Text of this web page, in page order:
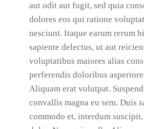
aut odit aut fugit, sed quia
dolores eos qui ratione
nesciunt. Itaque earum rerum
sapiente delectus, ut aut
voluptatibus maiores alias
perferendis doloribus
Aliquam erat volutpat.
convallis magna eu sem. Duis
commodo et, interdum